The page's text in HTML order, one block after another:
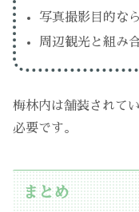
写真撮影目的な
周辺観光と組み
梅林内は舗装されて
必要です。
まとめ